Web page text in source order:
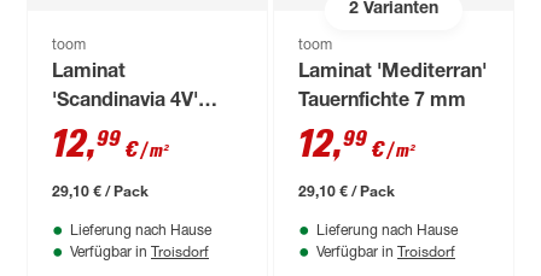
toom
Laminat
'Scandinavia 4V'
Eiche Nebraska
beige 7 mm
12,99 €/ m²
29,10 € / Pack
Lieferung nach Hause
Verfügbar in Troisdorf
2Varianten
toom
Laminat 'Mediterran'
Tauernfichte 7 mm
12,99 €/ m²
29,10 € / Pack
Lieferung nach Hause
Verfügbar in Troisdorf